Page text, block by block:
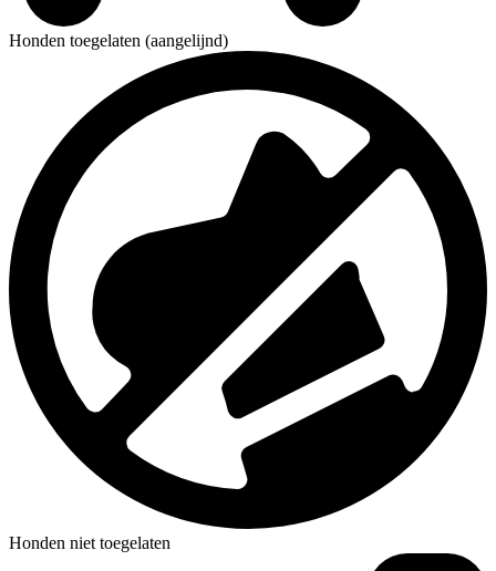
Honden toegelaten (aangelijnd)
Honden niet toegelaten